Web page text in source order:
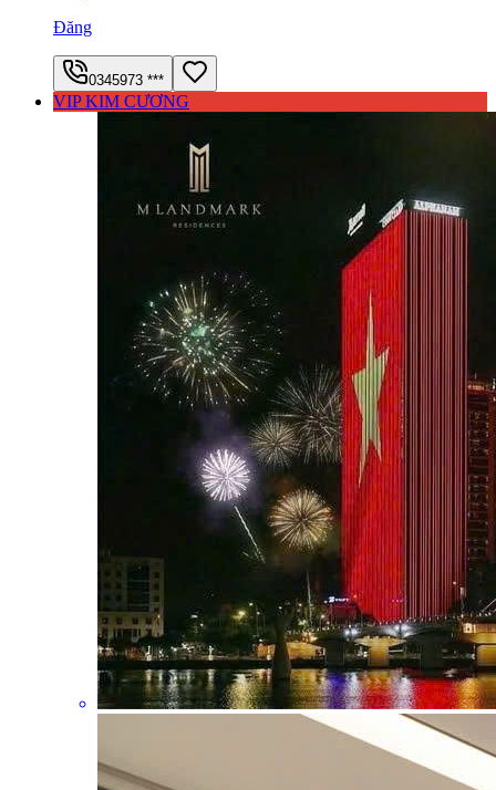
Đăng
0345973 ***
VIP KIM CƯƠNG